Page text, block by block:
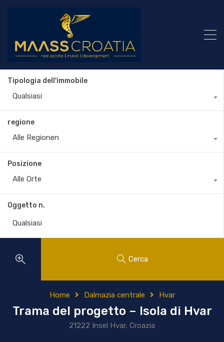
Tipologia dell'immobile
Qualsiasi
regione
Alle Regionen
Posizione
Alle Orte
Oggetto n.
Cerca
Home Dalmazia centrale Hvar
Trama del progetto – Isola di Hvar
21222 Insel Hvar, Croazia